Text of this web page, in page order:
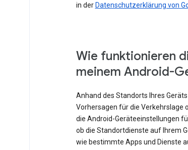
in der Datenschutzerklärung von
Wie funktionieren
meinem Android-
Anhand des Standorts Ihres
Vorhersagen für die Verkehrslage
die Android-Geräteeinstellungen
ob die Standortdienste auf Ihrem
wie bestimmte Apps und Dienste